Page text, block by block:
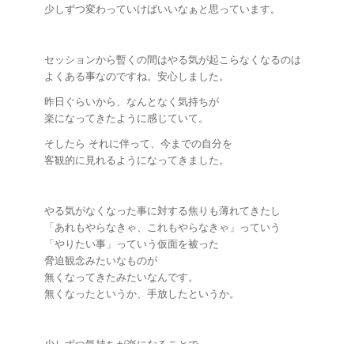
少しずつ変わっていけばいいなぁと思っています。
セッションから暫くの間はやる気が起こらなくなるのは
よくある事なのですね。安心しました。
昨日ぐらいから、なんとなく気持ちが
楽になってきたように感じていて。
そしたら それに伴って、今までの自分を
客観的に見れるようになってきました。
やる気がなくなった事に対する焦りも薄れてきたし
「あれもやらなきゃ、これもやらなきゃ」っていう
「やりたい事」っていう仮面を被った
脅迫観念みたいなものが
無くなってきたみたいなんです。
無くなったというか、手放したというか。